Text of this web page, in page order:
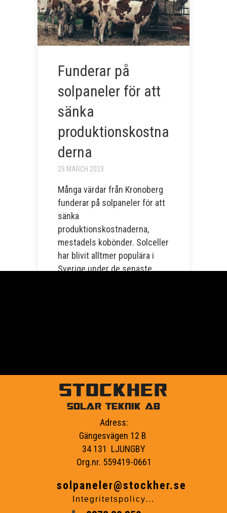
STOCKHER
Adress:
Gängesvägen 12 B
34 131 LJUNGBY
Org.nr. 559419-0661
Integritetspolicy...
solpaneler@stockher.se
SOLAR TEKNIK AB
Funderar på
solpaneler för att
sänka
produktionskostna
derna
25 MARCH 2023
Många värdar från Kronoberg
funderar på solpaneler för att
sänka
produktionskostnaderna,
mestadels kobönder. Solceller
har blivit alltmer populära i
Sverige under de senaste